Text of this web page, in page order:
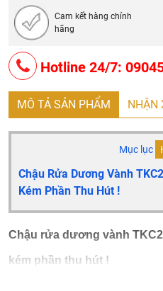
Cam kết hàng chính
hãng
Hotline 24/7:
MÔ TẢ SẢN PHẨM NHẬN
Mục lục
Chậu Rửa Dương Vành
Kém Phần Thu Hút !
Chậu rửa dương vành
kém phần thu hút !